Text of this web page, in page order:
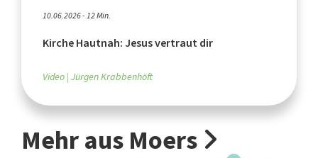
10.06.2026 - 12 Min.
Kirche Hautnah: Jesus vertraut dir
Video Jürgen Krabbenhöft
Mehr aus Moers